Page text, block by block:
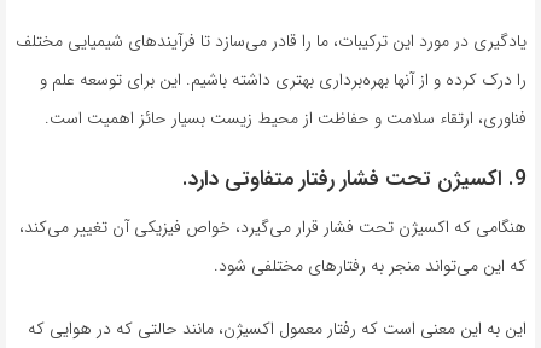
یادگیری در مورد این ترکیبات، ما را قادر می‌سازد تا فرآیندهای شیمیایی مختلف
را درک کرده و از آنها بهره‌برداری بهتری داشته باشیم. این برای توسعه علم و
فناوری، ارتقاء سلامت و حفاظت از محیط زیست بسیار حائز اهمیت است.
9. اکسیژن تحت فشار رفتار متفاوتی دارد.
هنگامی که اکسیژن تحت فشار قرار می‌گیرد، خواص فیزیکی آن تغییر می‌کند،
که این می‌تواند منجر به رفتارهای مختلفی شود.
این به این معنی است که رفتار معمول اکسیژن، مانند حالتی که در هوایی که